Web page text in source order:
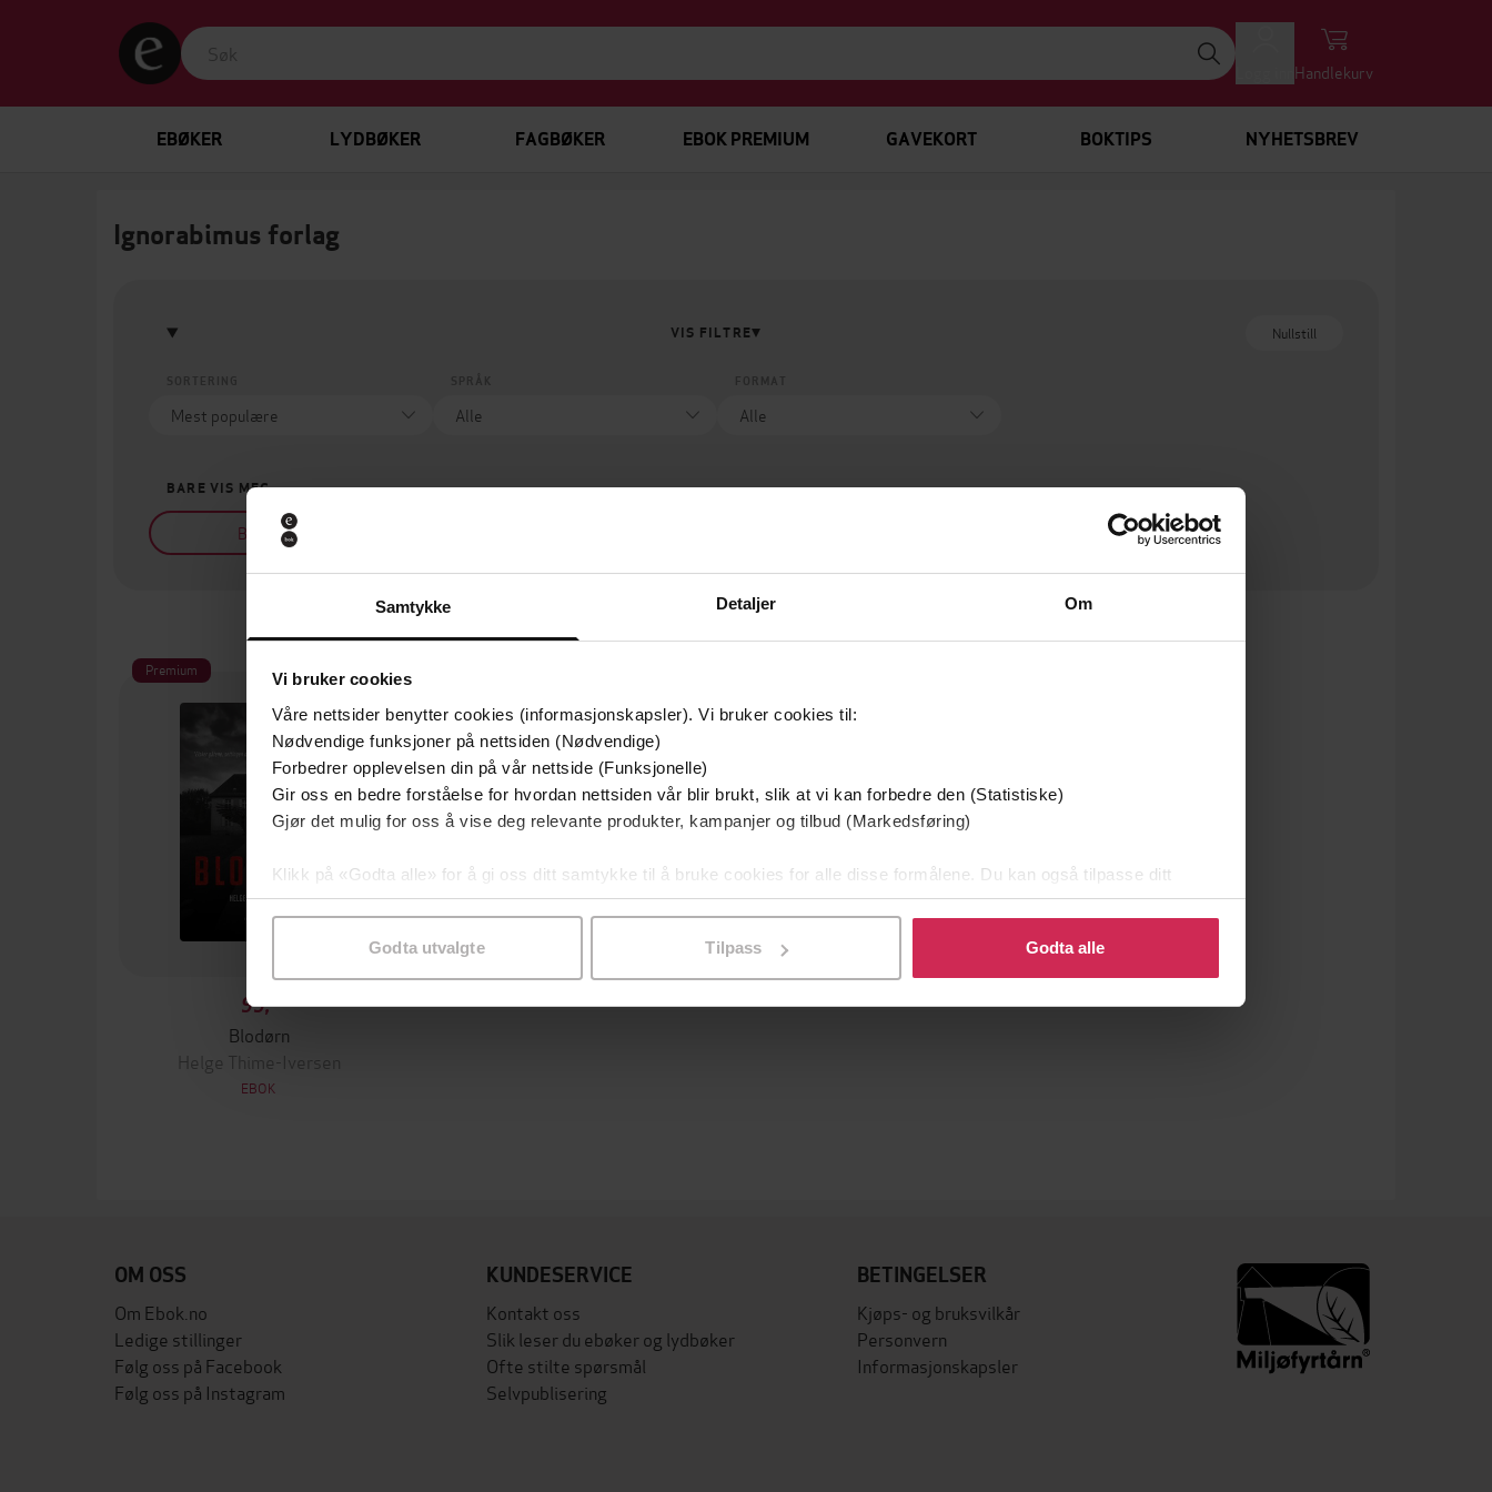
Samtykke Detaljer Om
Vi bruker cookies
Våre nettsider benytter cookies (informasjonskapsler). Vi bruker cookies til:
Nødvendige funksjoner på nettsiden (Nødvendige)
Forbedrer opplevelsen din på vår nettside (Funksjonelle)
Gir oss en bedre forståelse for hvordan nettsiden vår blir brukt, slik at vi kan forbedre den (Statistiske)
Gjør det mulig for oss å vise deg relevante produkter, kampanjer og tilbud (Markedsføring)
Klikk på «Godta alle» for å gi oss ditt samtykke til å bruke cookies for alle disse formålene. Du kan også tilpasse ditt
samtykke til spesifikke formål ved å klikke på «Tilpass». Du kan når som helst trekke tilbake eller endre ditt samtykke.
Godta utvalgte Tilpass Godta alle
Handlekurv
EBØKER LYDBØKER FAGBØKER EBOK PREMIUM GAVEKORT BOKTIPS NYHETSBREV
Ignorabimus forlag
VIS FILTRE Nullstill
BARE VIS MEG
Bøker på tilbud
Premium
99,-
Blodørn
Helge Thime-Iversen
EBOK
OM OSS
Om Ebok.no
Ledige stillinger
Følg oss på Facebook
Følg oss på Instagram
KUNDESERVICE
Kontakt oss
Slik leser du ebøker og lydbøker
Ofte stilte spørsmål
Selvpublisering
BETINGELSER
Kjøps- og bruksvilkår
Personvern
Informasjonskapsler